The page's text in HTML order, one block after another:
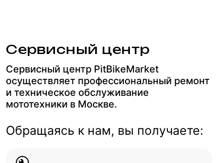
Сервисный центр
Сервисный центр PitBikeMarket
осуществляет профессиональный ремонт
и техническое обслуживание
мототехники в Москве.
Обращаясь к нам, вы получаете: